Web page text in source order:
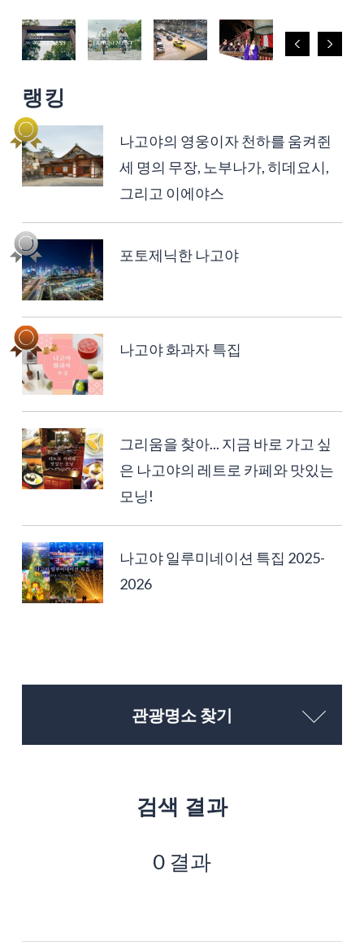
랭킹
나고야의 영웅이자 천하를 움켜쥔
세 명의 무장, 노부나가, 히데요시,
그리고 이에야스
포토제닉한 나고야
나고야 화과자 특집
그리움을 찾아... 지금 바로 가고 싶
은 나고야의 레트로 카페와 맛있는
모닝!
나고야 일루미네이션 특집 2025-
2026
관광명소 찾기
검색 결과
0 결과